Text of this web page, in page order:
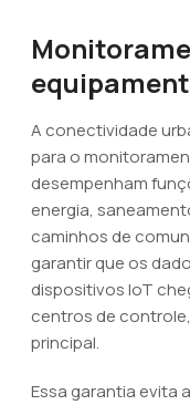
A conectividade
para o
desempenham
energia,
caminhos de
garantir que os
dispositivos IoT
centros de
principal.
Essa garantia evita